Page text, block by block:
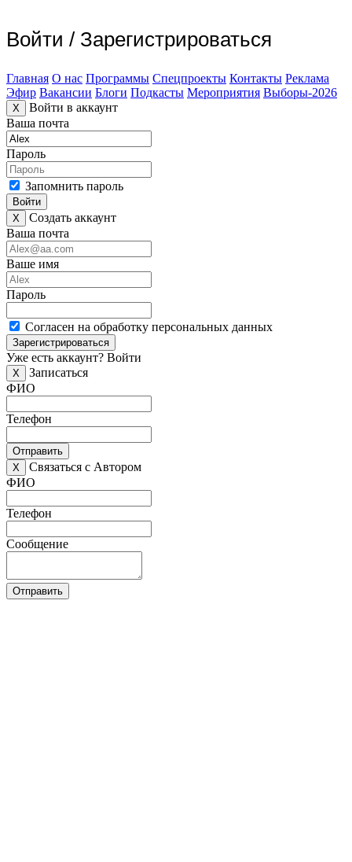
Войти / Зарегистрироваться
Главная О нас Программы Спецпроекты Контакты Реклама
Эфир Вакансии Блоги Подкасты Мероприятия Выборы-2026
X
Войти в аккаунт
Ваша почта
Пароль
Запомнить пароль
Войти
X
Создать аккаунт
Ваша почта
Ваше имя
Пароль
Согласен на обработку персональных данных
Зарегистрироваться
Уже есть аккаунт? Войти
X
Записаться
ФИО
Телефон
Отправить
X
Связаться с Автором
ФИО
Телефон
Сообщение
Отправить